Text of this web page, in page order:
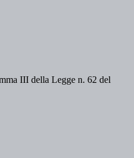
III della Legge n. 62 del